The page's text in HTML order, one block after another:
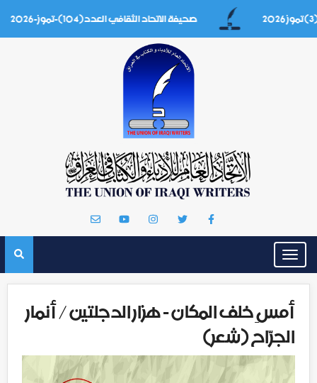
صحيفة الاتحاد الثقافي العدد(104)-تموز-2026
Toggle
navigation
أمسِ خلف المكان - هزار الدجلتين / أنمار
الجرّاح (شعر)